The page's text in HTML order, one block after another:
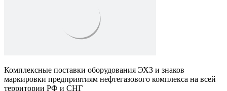
Комплексные поставки оборудования ЭХЗ и знаков
маркировки предприятиям нефтегазового комплекса на всей
территории РФ и СНГ